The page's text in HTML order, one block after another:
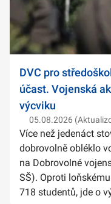
DVC pro
účast. Vojenská
výcviku
05.08.2026
Více než jedenáct
dobrovolně obléklo
na Dobrovolné
SŠ). Oproti
718 studentů, jde o